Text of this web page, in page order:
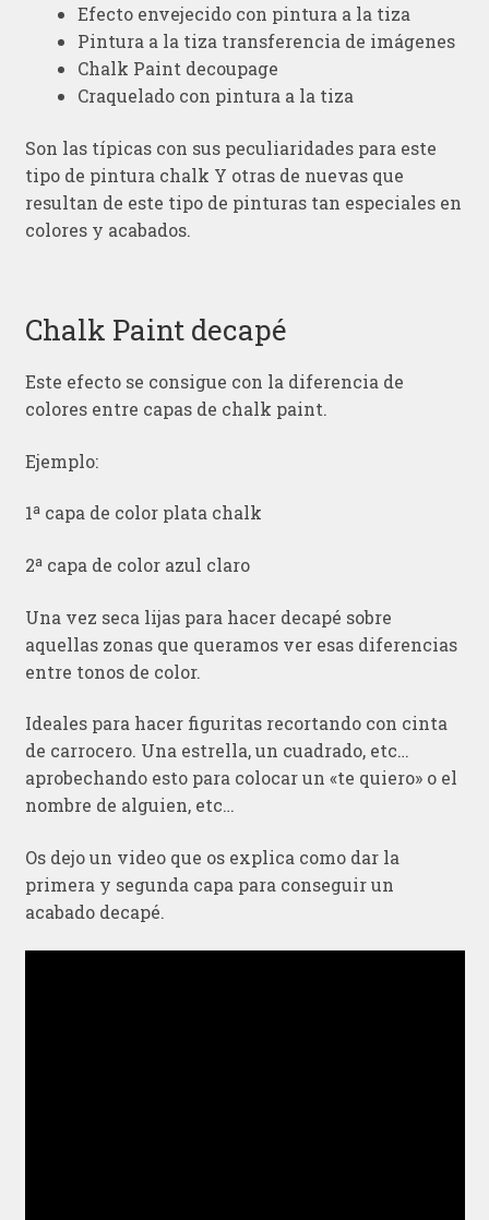
Efecto envejecido con pintura a la tiza
Pintura a la tiza transferencia de imágenes
Chalk Paint decoupage
Craquelado con pintura a la tiza
Son las típicas con sus peculiaridades para este
tipo de pintura chalk Y otras de nuevas que
resultan de este tipo de pinturas tan especiales en
colores y acabados.
Chalk Paint decapé
Este efecto se consigue con la diferencia de
colores entre capas de chalk paint.
Ejemplo:
1ª capa de color plata chalk
2ª capa de color azul claro
Una vez seca lijas para hacer decapé sobre
aquellas zonas que queramos ver esas diferencias
entre tonos de color.
Ideales para hacer figuritas recortando con cinta
de carrocero. Una estrella, un cuadrado, etc…
aprobechando esto para colocar un «te quiero» o el
nombre de alguien, etc…
Os dejo un video que os explica como dar la
primera y segunda capa para conseguir un
acabado decapé.